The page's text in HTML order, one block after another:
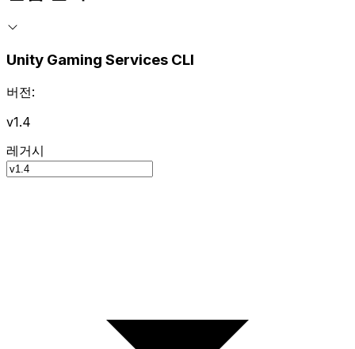
Unity Gaming Services CLI
버전:
v1.4
레거시